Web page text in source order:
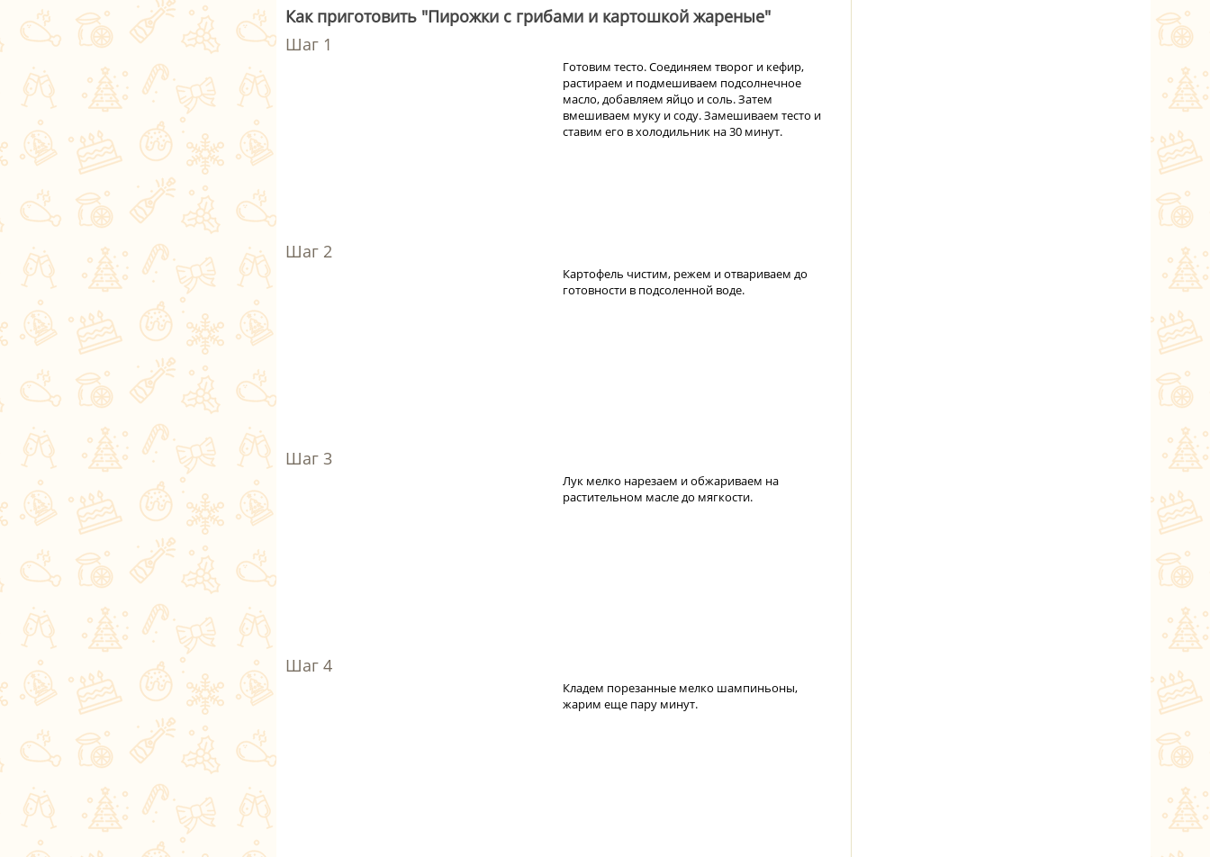
Как приготовить "Пирожки с грибами и картошкой жареные"
Готовим тесто. Соединяем творог и кефир,
растираем и подмешиваем подсолнечное
масло, добавляем яйцо и соль. Затем
вмешиваем муку и соду. Замешиваем тесто и
ставим его в холодильник на 30 минут.
Картофель чистим, режем и отвариваем до
готовности в подсоленной воде.
Лук мелко нарезаем и обжариваем на
растительном масле до мягкости.
Кладем порезанные мелко шампиньоны,
жарим еще пару минут.